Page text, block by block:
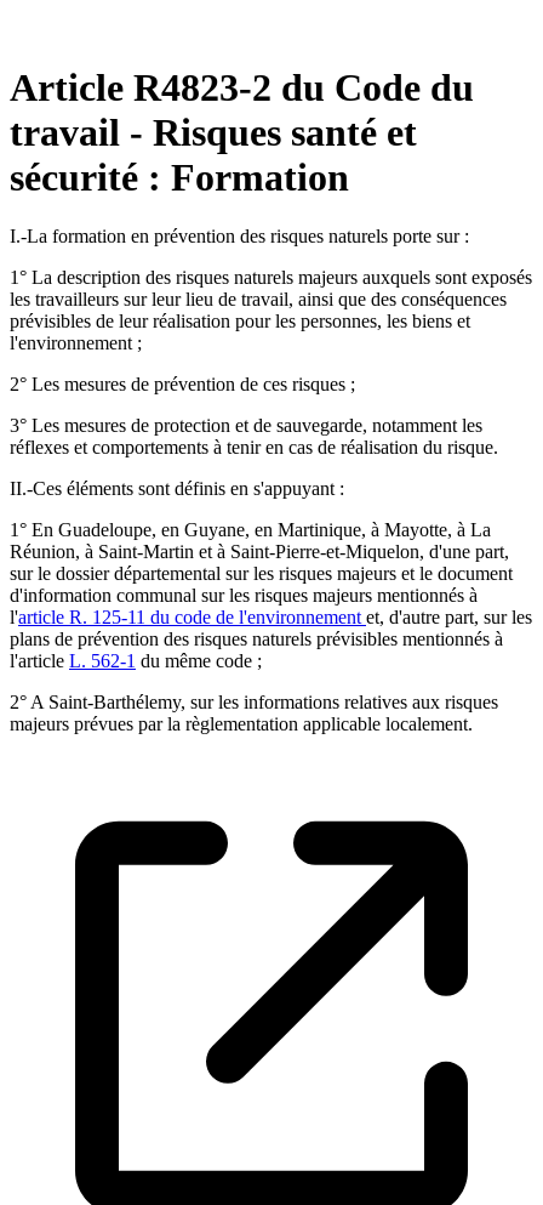
Article R4823-2 du Code du
travail - Risques santé et
sécurité : Formation
I.-La formation en prévention des risques naturels porte sur :
1° La description des risques naturels majeurs auxquels sont exposés
les travailleurs sur leur lieu de travail, ainsi que des conséquences
prévisibles de leur réalisation pour les personnes, les biens et
l'environnement ;
2° Les mesures de prévention de ces risques ;
3° Les mesures de protection et de sauvegarde, notamment les
réflexes et comportements à tenir en cas de réalisation du risque.
II.-Ces éléments sont définis en s'appuyant :
1° En Guadeloupe, en Guyane, en Martinique, à Mayotte, à La
Réunion, à Saint-Martin et à Saint-Pierre-et-Miquelon, d'une part,
sur le dossier départemental sur les risques majeurs et le document
d'information communal sur les risques majeurs mentionnés à
l'article R. 125-11 du code de l'environnement et, d'autre part, sur les
plans de prévention des risques naturels prévisibles mentionnés à
l'article L. 562-1 du même code ;
2° A Saint-Barthélemy, sur les informations relatives aux risques
majeurs prévues par la règlementation applicable localement.